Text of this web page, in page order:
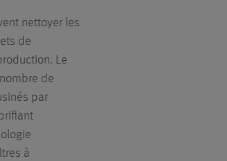
nettoyer les
de
Le
de
par
à